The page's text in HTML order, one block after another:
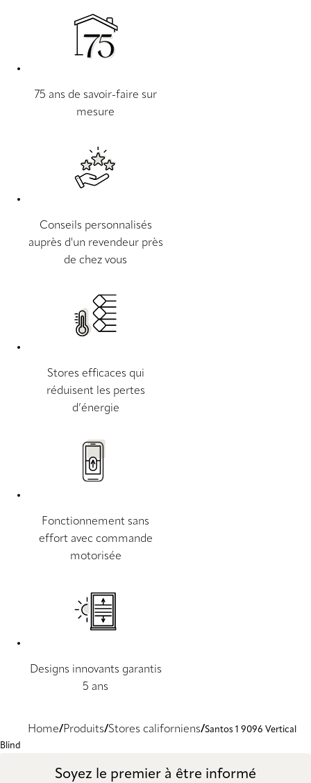
75 ans de savoir-faire sur
mesure
Conseils personnalisés
auprès d'un revendeur près
de chez vous
Stores efficaces qui
réduisent les pertes
d’énergie
Fonctionnement sans
effort avec commande
motorisée
Designs innovants garantis
5 ans
Home Produits Stores californiens Santos 1 9096 Vertical
Blind
Soyez le premier à être informé